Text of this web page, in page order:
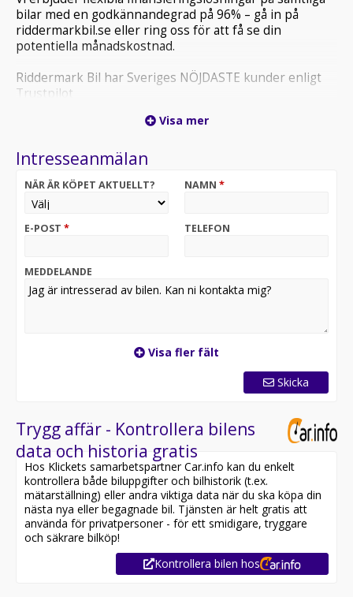
bilar med en godkännandegrad på 96% – gå in på
riddermarkbil.se eller ring oss för att få se din
potentiella månadskostnad.
Riddermark Bil har Sveriges NÖJDASTE kunder enligt
Trustpilot
hemleverans i hela Sverige!*
Nissan Juke 1.0 DIG-T DCT är en kompakt och smidig
parkera, fungerar bra i stadstrafik och erbjuder en
bekväm kupé för både förare och passagerare.
*OBS: Vänligen ring oss innan ditt besök för att
placerad på en annan anläggning eller reserverad*
Utrustning inkluderar:
Jämför denna bil med någon av våra andra Nissan Juke i
https://www.riddermarkbil.se/kopa-bil/?series=juke
Övrig information om bilen:
Besiktigad till och med 2027-08-31
Endast en tidigare brukare
Leasbar för företag
Möjlighet till 12-60 månaders garanti
Visa mer
Intresseanmälan
NÄR ÄR KÖPET AKTUELLT? NAMN *
E-POST * TELEFON
MEDDELANDE
Visa fler fält
Skicka
Trygg affär - Kontrollera bilens
data och historia gratis
Hos Klickets samarbetspartner Car.info kan du enkelt
kontrollera både biluppgifter och bilhistorik (t.ex.
mätarställning) eller andra viktiga data när du ska köpa din
nästa nya eller begagnade bil. Tjänsten är helt gratis att
använda för privatpersoner - för ett smidigare, tryggare
och säkrare bilköp!
Kontrollera bilen hos